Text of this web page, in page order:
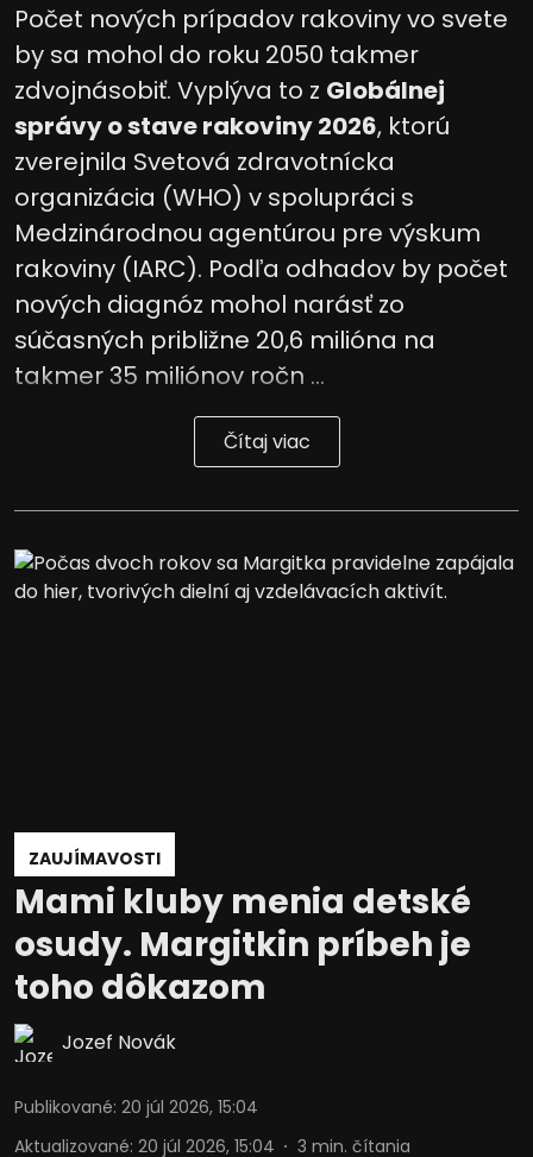
Počet nových prípadov rakoviny vo svete
by sa mohol do roku 2050 takmer
zdvojnásobiť. Vyplýva to z Globálnej
správy o stave rakoviny 2026, ktorú
zverejnila Svetová zdravotnícka
organizácia (WHO) v spolupráci s
Medzinárodnou agentúrou pre výskum
rakoviny (IARC). Podľa odhadov by počet
nových diagnóz mohol narásť zo
súčasných približne 20,6 milióna na
takmer 35 miliónov ročn ...
Čítaj viac
ZAUJÍMAVOSTI
Mami kluby menia detské
osudy. Margitkin príbeh je
toho dôkazom
Jozef Novák
Publikované: 20 júl 2026, 15:04
Aktualizované: 20 júl 2026, 15:04 3 min. čítania